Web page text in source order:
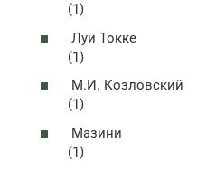
(1)
Луи Токке
(1)
М.И. Козловский
(1)
Мазини
(1)